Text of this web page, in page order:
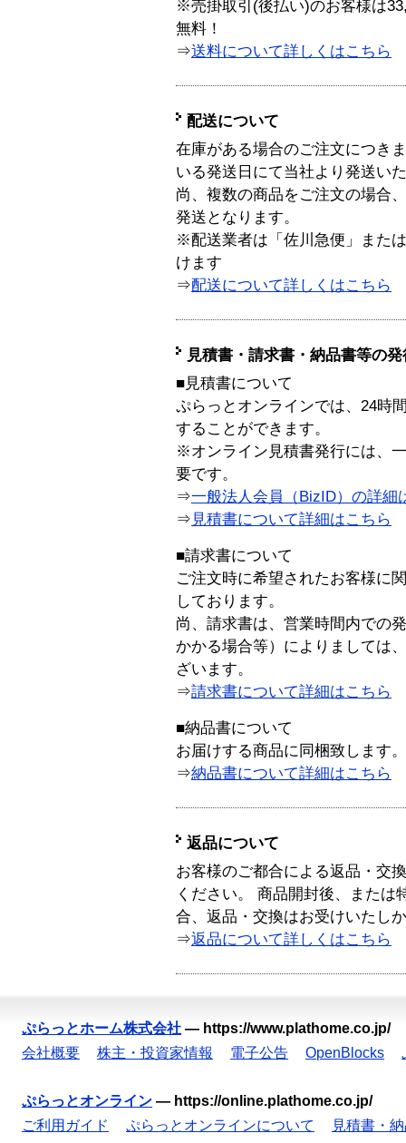
※売掛取引(後払い)のお客様は
無料！
⇒送料について詳しくはこちら
配送について
在庫がある場合のご注文につき
いる発送日にて当社より発送い
尚、複数の商品をご注文の場合
発送となります。
※配送業者は「佐川急便」また
けます
⇒配送について詳しくはこちら
見積書・請求書・納品書等の
■見積書について
ぷらっとオンラインでは、24時
することができます。
※オンライン見積書発行には、
要です。
⇒一般法人会員（BizID）の詳細
⇒ 見積書について詳細はこちら
■請求書について
ご注文時に希望されたお客様に
しております。
尚、請求書は、営業時間内での
かかる場合等）によりましては
ざいます。
⇒請求書について詳細はこちら
■納品書について
お届けする商品に同梱致します。
⇒納品書について詳細はこちら
返品について
お客様のご都合による返品・交
ください。 商品開封後、または
合、返品・交換はお受けいたし
⇒返品について詳しくはこちら
ぷらっとホーム株式会社 — https://www.plathome.co.jp/
会社概要
株主・投資家情報 電子公告 OpenBlocks
ぷらっとオンライン — https://online.plathome.co.jp/
ご利用ガイド
ぷらっとオンラインについて 見積書・